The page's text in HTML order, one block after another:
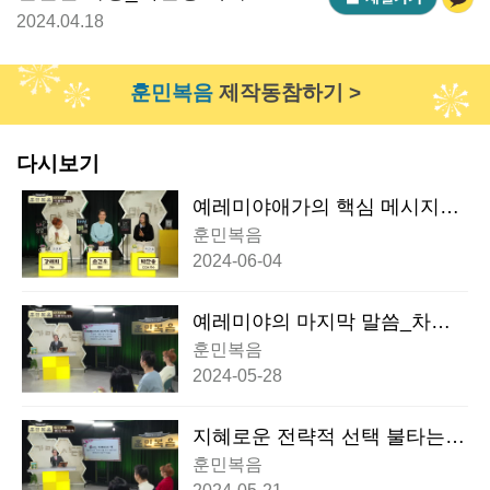
2024.04.18
훈민복음제작동참하기 >
다시보기
예레미야애가의 핵심 메시지_
차준희 교수
훈민복음
2024-06-04
예레미야의 마지막 말씀_차준
희 교수
훈민복음
2024-05-28
지혜로운 전략적 선택 불타는
두루마리 책_차준희 교수
훈민복음